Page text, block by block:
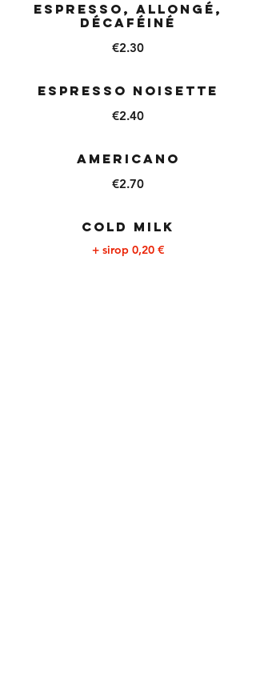
Espresso, Allongé,
décaféiné
€2.30
Espresso noisette
€2.40
Americano
€2.70
Cold milk
+ sirop 0,20 €